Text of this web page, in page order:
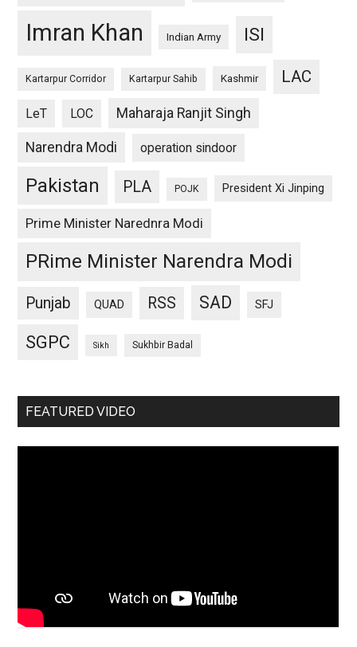
Imran Khan Indian Army ISI
Kartarpur Corridor Kartarpur Sahib Kashmir LAC
LeT LOC Maharaja Ranjit Singh
Narendra Modi operation sindoor
Pakistan PLA POJK President Xi Jinping
Prime Minister Narednra Modi
PRime Minister Narendra Modi
Punjab QUAD RSS SAD SFJ
SGPC Sikh Sukhbir Badal
FEATURED VIDEO